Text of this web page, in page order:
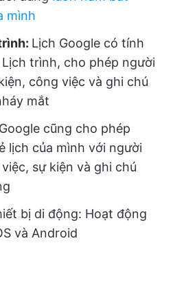
mình
Lịch Google có tính
trình, cho phép người
công việc và ghi chú
mắt
cũng cho phép
lịch của mình với người
sự kiện và ghi chú
bị di động: Hoạt động
và Android